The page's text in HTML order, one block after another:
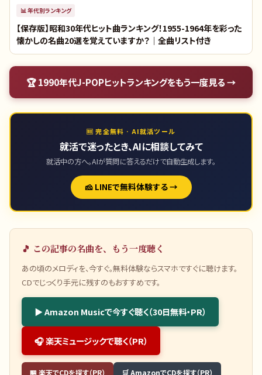
📊 年代別ランキング
【保存版】昭和30年代ヒット曲ランキング！1955-1964年を彩った
懐かしの名曲20選を覚えていますか？｜全曲リスト付き
🏆1990年代J-POPヒットランキングをもう一度見る →
🆓 完全無料 · AI就活ツール
就活で迷ったとき、AIに相談してみて
就活中の方へ。AIが質問に答えるだけで自動生成します。
🧀 LINEで無料体験する →
🎵 この記事の名曲を、もう一度聴く
あの頃のメロディを、今すぐ。無料体験ならスマホですぐに聴けます。
CDでじっくり手元に残すのもおすすめです。
▶ Amazon Musicで今すぐ聴く（30日無料・PR）
🎧 楽天ミュージックで聴く（PR）
🏪 楽天でCDを探す（PR） 🛒 AmazonでCDを探す（PR）